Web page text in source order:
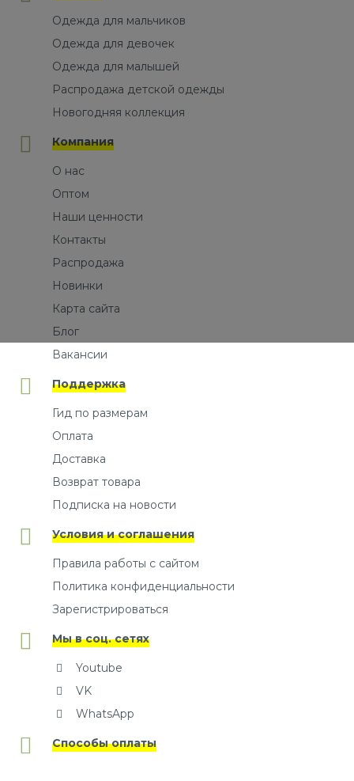
Одежда для мальчиков
Одежда для девочек
Одежда для малышей
Распродажа детской одежды
Новогодняя коллекция
Компания
О нас
Оптом
Наши ценности
Контакты
Распродажа
Новинки
Карта сайта
Блог
Вакансии
Поддержка
Гид по размерам
Оплата
Доставка
Возврат товара
Подписка на новости
Условия и соглашения
Правила работы с сайтом
Политика конфиденциальности
Зарегистрироваться
Мы в соц. сетях
Youtube
VK
WhatsApp
Способы оплаты